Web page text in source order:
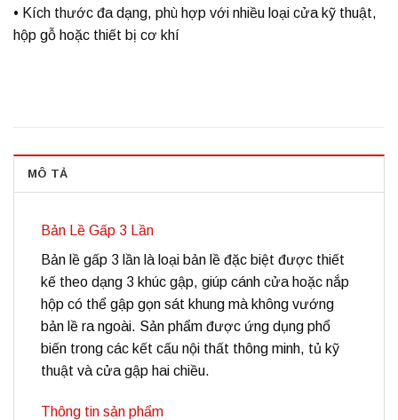
• Kích thước đa dạng, phù hợp với nhiều loại cửa kỹ thuật,
hộp gỗ hoặc thiết bị cơ khí
MÔ TẢ
Bản Lề Gấp 3 Lần
Bản lề gấp 3 lần là loại bản lề đặc biệt được thiết
kế theo dạng 3 khúc gập, giúp cánh cửa hoặc nắp
hộp có thể gập gọn sát khung mà không vướng
bản lề ra ngoài. Sản phẩm được ứng dụng phổ
biến trong các kết cấu nội thất thông minh, tủ kỹ
thuật và cửa gập hai chiều.
Thông tin sản phẩm